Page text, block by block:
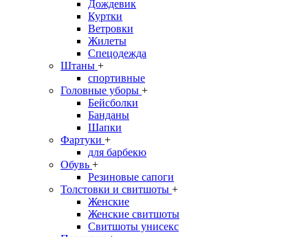
Дождевик
Куртки
Ветровки
Жилеты
Спецодежда
Штаны +
спортивные
Головные уборы +
Бейсболки
Банданы
Шапки
Фартуки +
для барбекю
Обувь +
Резиновые сапоги
Толстовки и свитшоты +
Женские
Женские свитшоты
Свитшоты унисекс